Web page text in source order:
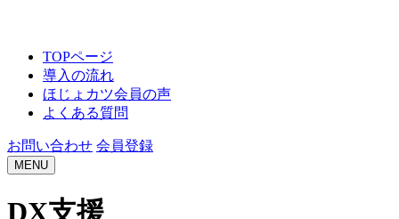
TOPページ
導入の流れ
ほじょカツ会員の声
よくある質問
お問い合わせ 会員登録
MENU
DX支援